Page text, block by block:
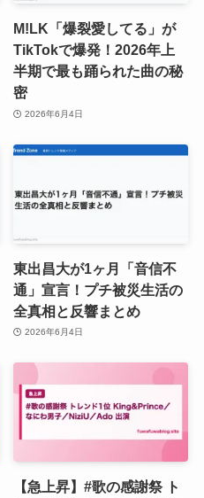
M!LK「爆裂愛してる」が
TikTokで爆発！2026年上
半期で最も踊られた曲の秘
密
2026年6月4日
東出昌大が1ヶ月「音信不
通」宣言！プチ被災生活の
全真相と反響まとめ
2026年6月4日
【急上昇】#歌の感謝祭 ト